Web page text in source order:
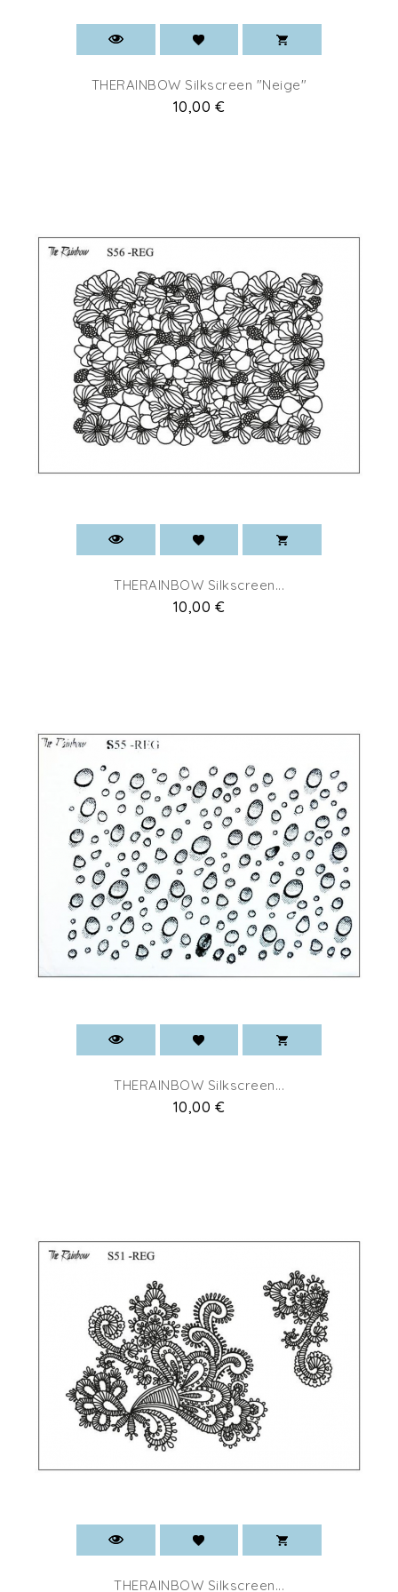
THERAINBOW Silkscreen "Neige"
Prix
10,00 €
THERAINBOW Silkscreen...
Prix
10,00 €
THERAINBOW Silkscreen...
Prix
10,00 €
THERAINBOW Silkscreen...